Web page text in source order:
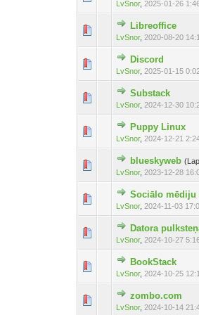
LvSnor,2025-01-26
Libreoffice
LvSnor, 2020-08-20
Discord
LvSnor,2025-01-15
Substack
LvSnor, 2024-12-30
Puppy Linux
LvSnor,2024-12-21
blueskyweb
LvSnor, 2023-12-28
Sociālo mēdiju
LvSnor,2024-11-03
Datora
LvSnor, 2024-10-27
BookStack
LvSnor,2024-10-25
zombo.com
LvSnor, 2024-10-14